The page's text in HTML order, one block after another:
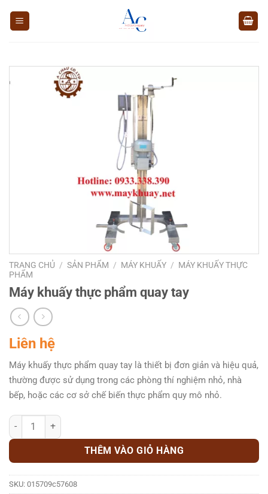
TRANG CHỦ / SẢN PHẨM / MÁY KHUẤY / MÁY KHUẤY THỰC
PHẨM
Máy khuấy thực phẩm quay tay
Liên hệ
Máy khuấy thực phẩm quay tay là thiết bị đơn giản và hiệu quả,
thường được sử dụng trong các phòng thí nghiệm nhỏ, nhà
bếp, hoặc các cơ sở chế biến thực phẩm quy mô nhỏ.
Máy khuấy thực phẩm quay tay số lượng
THÊM VÀO GIỎ HÀNG
SKU: 015709c57608